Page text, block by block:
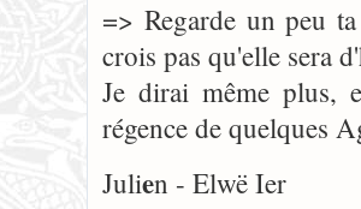
=> Regarde un peu
crois pas qu'elle sera
Je dirai même plus,
régence de quelques
Julien - Elwë Ier